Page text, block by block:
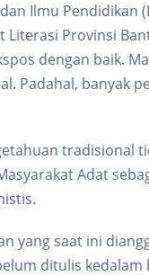
Ilmu Pendidikan
Literasi Provinsi
dengan baik.
Padahal, banyak
tradisional
Adat
yang saat ini
ditulis